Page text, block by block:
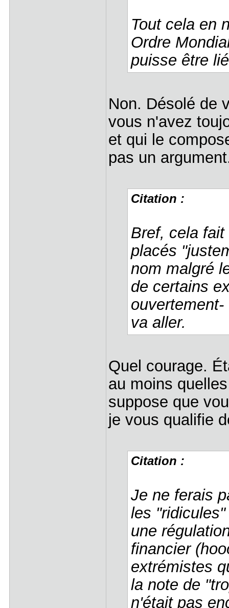
Tout cela en
Ordre
puisse être
Non. Désolé de
vous n'avez
et qui le
pas un
Citation :
Bref, cela
placés
nom malgré
de certains
va aller.
Quel courage.
au moins
suppose que
je vous qualifie
Citation :
Je ne ferais
les
une
financier
extrémistes
la note de
n'était pas